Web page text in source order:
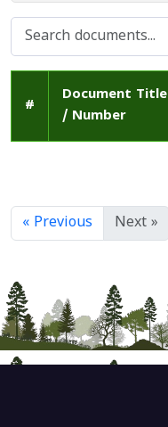
#
Document Title
/ Number
« Previous Next »